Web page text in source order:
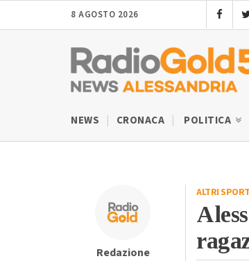
8 AGOSTO 2026
NEWS CRONACA POLITICA
Redazione
ALTRI SPORT